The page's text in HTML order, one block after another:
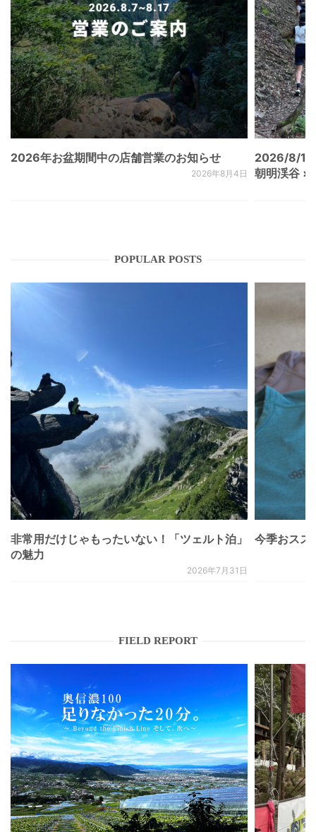
2026年お盆期間中の店舗営業のお知らせ
2026年8月4日
2026/8/
朝明渓谷 ×
POPULAR POSTS
非常用だけじゃもったいない！「ツェルト泊」
の魅力
2026年7月31日
今季おスス
FIELD REPORT